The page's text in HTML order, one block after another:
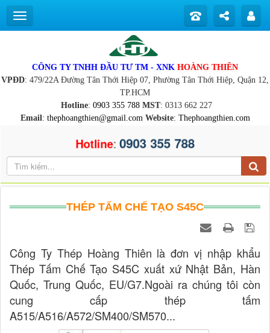
CÔNG TY TNHH ĐẦU TƯ TM - XNK HOÀNG THIÊN
VPĐD: 479/22A Đường Tân Thới Hiệp 07, Phường Tân Thới Hiệp, Quận 12,
TP.HCM
Hotline: 0903 355 788 MST: 0313 662 227
Email: thephoangthien@gmail.com Website: Thephoangthien.com
Hotline: 0903 355 788
THÉP TẤM CHẾ TẠO S45C
Công Ty Thép Hoàng Thiên là đơn vị nhập khẩu
Thép Tấm Chế Tạo S45C xuất xứ Nhật Bản, Hàn
Quốc, Trung Quốc, EU/G7.Ngoài ra chúng tôi còn
cung cấp thép tấm
A515/A516/A572/SM400/SM570...